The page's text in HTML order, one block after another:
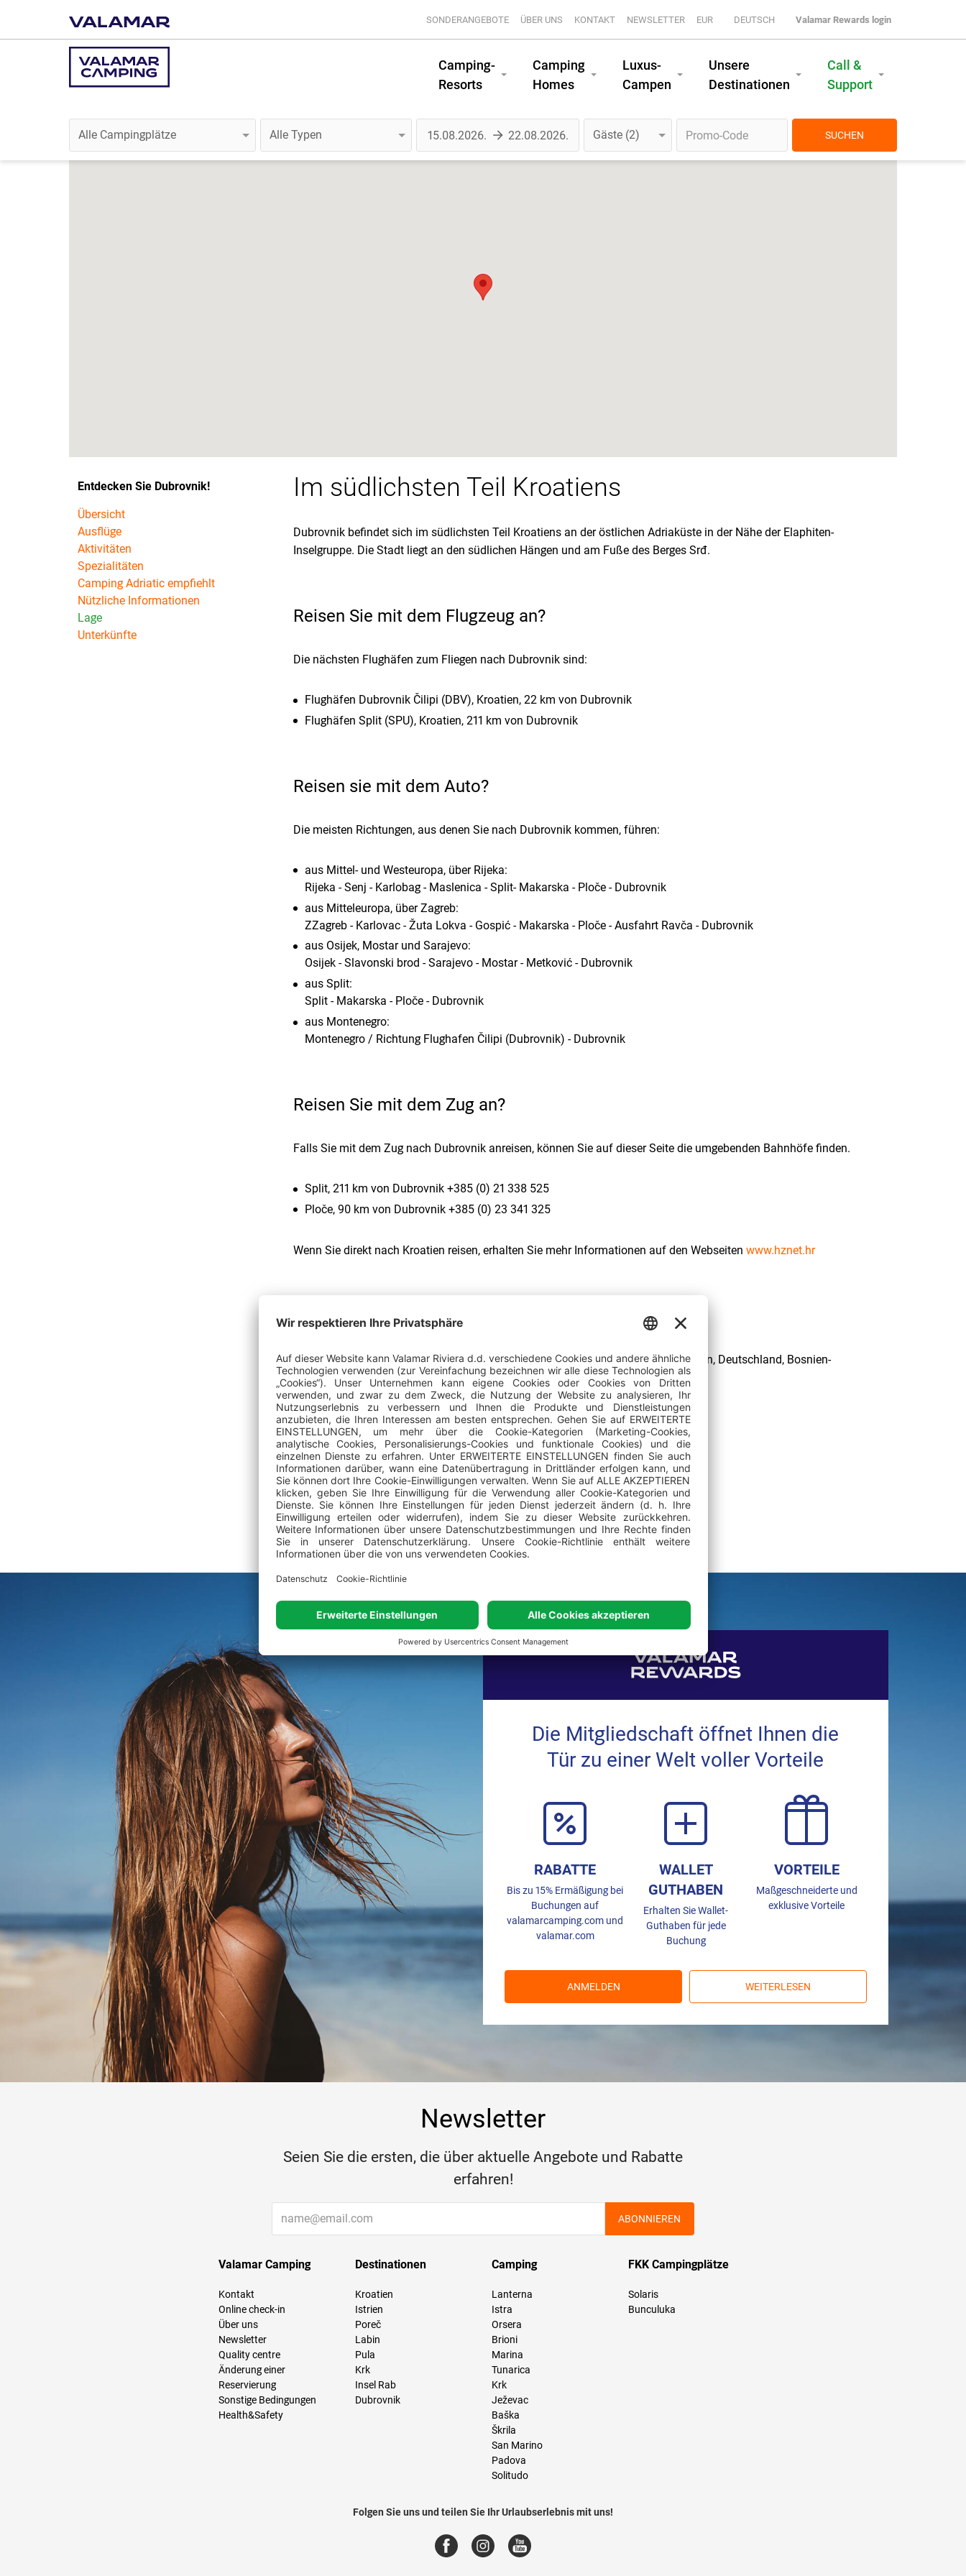
SONDERANGEBOTE ÜBER UNS KONTAKT NEWSLETTER EUR DEUTSCH Valamar Rewards login
Camping-
Resorts
Camping
Homes
Luxus-
Campen
Unsere
Destinationen
Call &
Support
Gäste 2 SUCHEN
Entdecken Sie Dubrovnik!
Übersicht
Ausflüge
Aktivitäten
Spezialitäten
Camping Adriatic empfiehlt
Nützliche Informationen
Lage
Unterkünfte
Im südlichsten Teil Kroatiens
Dubrovnik befindet sich im südlichsten Teil Kroatiens an der östlichen Adriaküste in der Nähe der Elaphiten-
Inselgruppe. Die Stadt liegt an den südlichen Hängen und am Fuße des Berges Srđ.
Reisen Sie mit dem Flugzeug an?
Die nächsten Flughäfen zum Fliegen nach Dubrovnik sind:
Flughäfen Dubrovnik Čilipi (DBV), Kroatien, 22 km von Dubrovnik
Flughäfen Split (SPU), Kroatien, 211 km von Dubrovnik
Reisen sie mit dem Auto?
Die meisten Richtungen, aus denen Sie nach Dubrovnik kommen, führen:
aus Mittel- und Westeuropa, über Rijeka:
Rijeka - Senj - Karlobag - Maslenica - Split- Makarska - Ploče - Dubrovnik
aus Mitteleuropa, über Zagreb:
ZZagreb - Karlovac - Žuta Lokva - Gospić - Makarska - Ploče - Ausfahrt Ravča - Dubrovnik
aus Osijek, Mostar und Sarajevo:
Osijek - Slavonski brod - Sarajevo - Mostar - Metković - Dubrovnik
aus Split:
Split - Makarska - Ploče - Dubrovnik
aus Montenegro:
Montenegro / Richtung Flughafen Čilipi (Dubrovnik) - Dubrovnik
Reisen Sie mit dem Zug an?
Falls Sie mit dem Zug nach Dubrovnik anreisen, können Sie auf dieser Seite die umgebenden Bahnhöfe finden.
Split, 211 km von Dubrovnik +385 (0) 21 338 525
Ploče, 90 km von Dubrovnik +385 (0) 23 341 325
Wenn Sie direkt nach Kroatien reisen, erhalten Sie mehr Informationen auf den Webseiten www.hznet.hr
Reisen Sie mit dem Autobus an?
Nach Dubrovnik bestehen regelmäßige Autobusverbindungen aus Österreich, Italien, Deutschland, Bosnien-
Herzegowina, Slowenien und Montenegro.
Alle Informationen über Buslinien in Dubrovnik finden Sie auf der:
www.akz.hr
Autobus-Terminal Dubrovnik - Libertas Dubrovnik
www.libertasdubrovnik.hr
+385 (0) 60 30 50 70
Die Mitgliedschaft öffnet Ihnen die
Tür zu einer Welt voller Vorteile
RABATTE
Bis zu 15% Ermäßigung bei
Buchungen auf
valamarcamping.com und
valamar.com
WALLET
GUTHABEN
Erhalten Sie Wallet-
Guthaben für jede
Buchung
VORTEILE
Maßgeschneiderte und
exklusive Vorteile
ANMELDEN WEITERLESEN
Newsletter
Seien Sie die ersten, die über aktuelle Angebote und Rabatte
erfahren!
ABONNIEREN
Valamar Camping
Kontakt
Online check-in
Über uns
Newsletter
Quality centre
Änderung einer
Reservierung
Sonstige Bedingungen
Health&Safety
Destinationen
Kroatien
Istrien
Poreč
Labin
Pula
Krk
Insel Rab
Dubrovnik
Camping
Lanterna
Istra
Orsera
Brioni
Marina
Tunarica
Krk
Ježevac
Baška
Škrila
San Marino
Padova
Solitudo
FKK Campingplätze
Solaris
Bunculuka
Folgen Sie uns und teilen Sie Ihr Urlaubserlebnis mit uns!